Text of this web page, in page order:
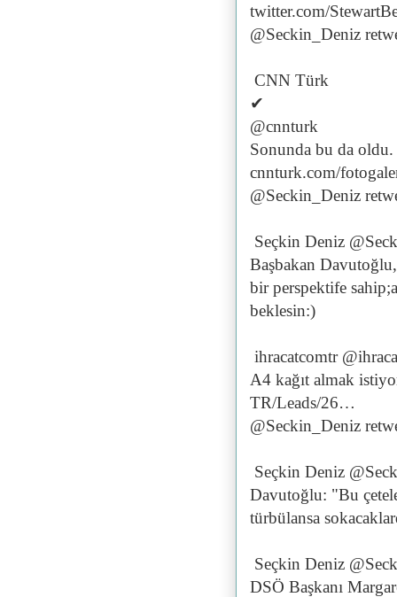
twitter.com/
@Seckin_Deniz
CNN Türk
✔
@cnnturk
Sonunda bu da
cnnturk.com/
@Seckin_Deniz
Seçkin Deniz
Başbakan
bir perspektife
beklesin:)
ihracatcomtr
A4 kağıt almak
TR/Leads/26…
@Seckin_Deniz
Seçkin Deniz
Davutoğlu: "Bu
türbülansa
Seçkin Deniz
DSÖ Başkanı